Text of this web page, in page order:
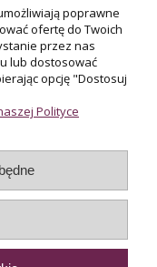
zł
biżuterii
poprawne
ofertę do Twoich
przez nas
lub dostosować
opcję "Dostosuj
Polityce